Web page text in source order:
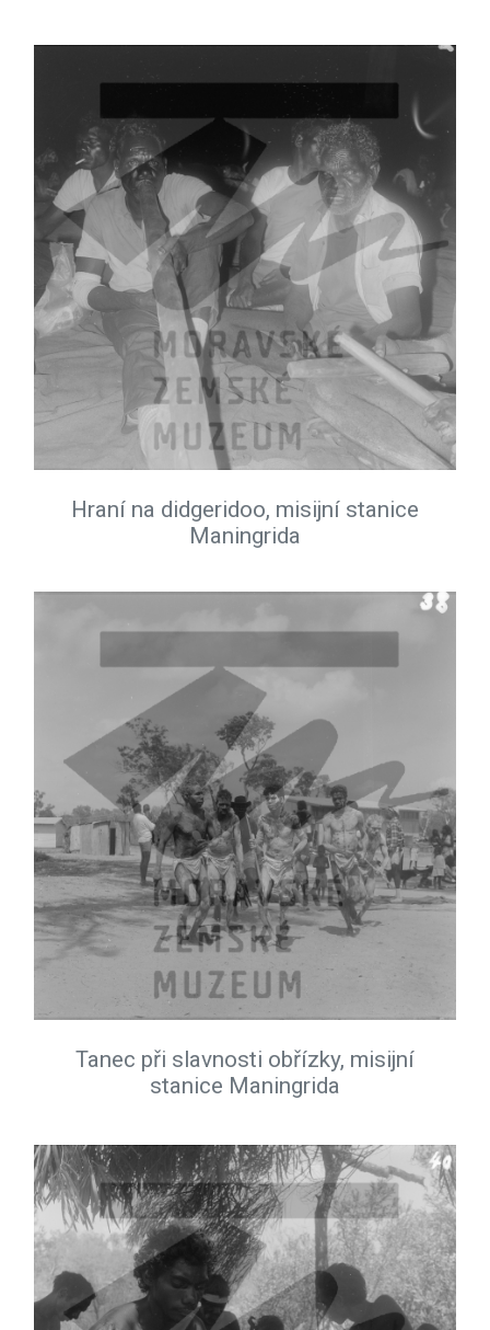
Hraní na didgeridoo, misijní stanice
Maningrida
Tanec při slavnosti obřízky, misijní
stanice Maningrida